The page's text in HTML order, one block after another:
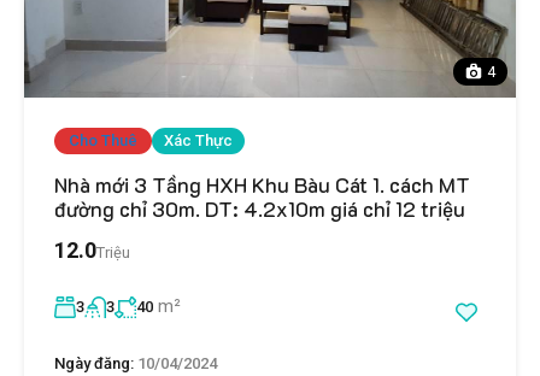
4
Cho Thuê Xác Thực
Nhà mới 3 Tầng HXH Khu Bàu Cát 1. cách MT
đường chỉ 30m. DT: 4.2x10m giá chỉ 12 triệu
12.0Triệu
3 3 40 m²
Ngày đăng: 10/04/2024